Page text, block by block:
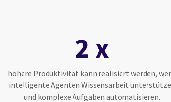
2 x
höhere Produktivität kann realisiert werden,
intelligente Agenten Wissensarbeit
und komplexe Aufgaben automatisieren.